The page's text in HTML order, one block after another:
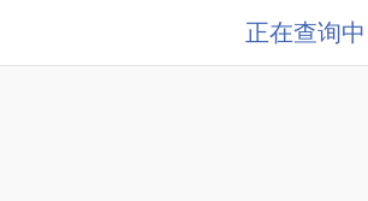
正在查询中